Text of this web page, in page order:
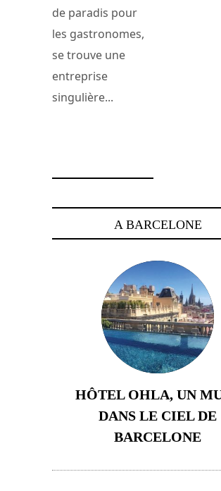
de paradis pour
les gastronomes,
se trouve une
entreprise
singulière...
A BARCELONE
HÔTEL OHLA, UN
DANS LE CIEL DE
BARCELONE